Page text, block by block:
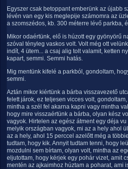
Egyszer csak betoppant emberünk az újabb
lévén van egy kis meglepije számomra az
a szomszédos, kb. 300 méterre lévő parkba,
Mikor odaértünk, elő is húzott egy gyönyörű
szóval tényleg vaskos volt. Volt még ott
indít, 4 ütem... a csaj alig tolt valamit, ketten
kapart, semmi. Semmi hatás.
Mig mentünk kifelé a parkból, gondoltam,
semmi.
Aztán mikor kiértünk a bárba visszavezető
felett járok, ez teljesen vicces volt,
mintha a szél fel akarna kapni vagy mintha
hogy mire visszaértünk a bárba, olyan kész
vagyok. Hirtelen az egész átment egy déja
melyik országban vagyok, mi az a hely ahol
az a hely, ahol 15 perccel azelőtt még a
tudtam, hogy kik. Annyit tudtam tenni, hogy
mozdulni sem bírtam, olyan volt, mintha az
eljutottam, hogy kérjek egy pohár vizet, amit
mentén az ajkaimhoz húztam a poharat, ami